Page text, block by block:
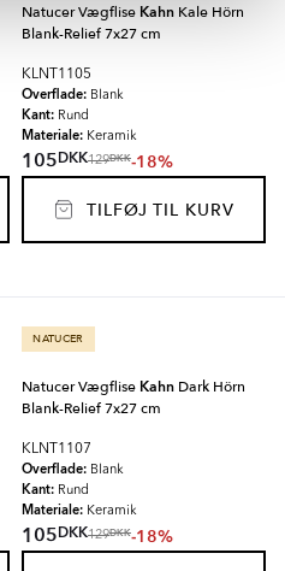
Natucer Vægflise Kahn Kale Hörn
Blank-Relief 7x27 cm
KLNT1105
Overflade: Blank
Kant: Rund
Materiale: Keramik
105DKK129DKK-18%
TILFØJ TIL KURV
NATUCER
Natucer Vægflise Kahn Dark Hörn
Blank-Relief 7x27 cm
KLNT1107
Overflade: Blank
Kant: Rund
Materiale: Keramik
105DKK129DKK-18%